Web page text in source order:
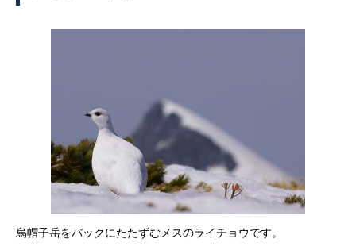
烏帽子岳をバックにたたずむメスのライチョウです。